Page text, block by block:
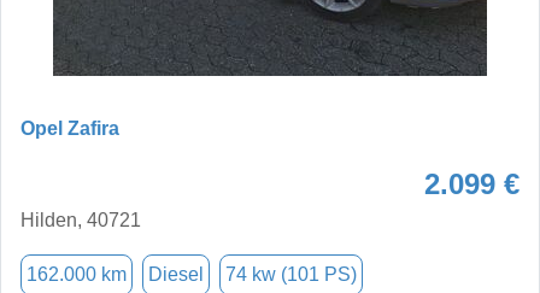
Opel Zafira
2.099 €
Hilden, 40721
162.000 km Diesel 74 kw (101 PS)